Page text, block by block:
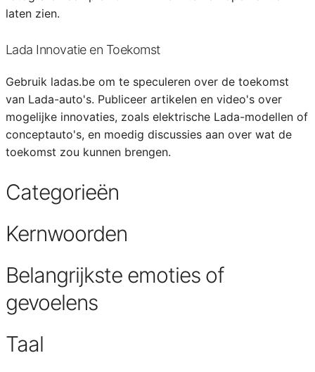
laten zien.
Lada Innovatie en Toekomst
Gebruik ladas.be om te speculeren over de toekomst
van Lada-auto's. Publiceer artikelen en video's over
mogelijke innovaties, zoals elektrische Lada-modellen of
conceptauto's, en moedig discussies aan over wat de
toekomst zou kunnen brengen.
Categorieën
Kernwoorden
Belangrijkste emoties of
gevoelens
Taal